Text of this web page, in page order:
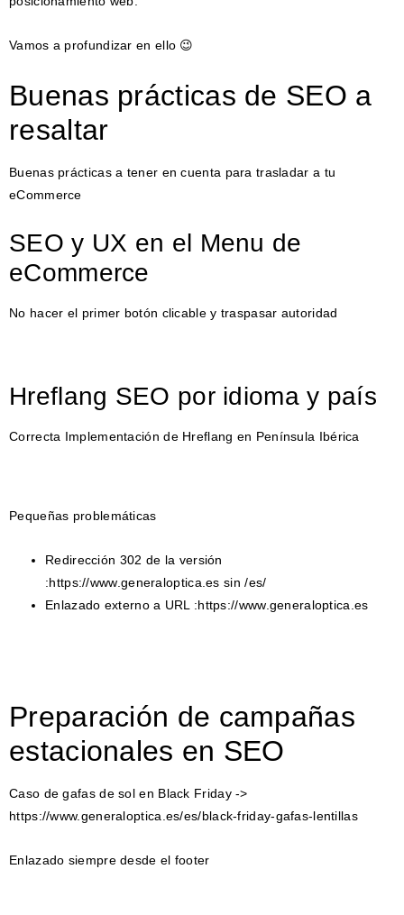
Vamos a profundizar en ello 😉
Buenas prácticas de SEO a
resaltar
Buenas prácticas a tener en cuenta para trasladar a tu
eCommerce
SEO y UX en el Menu de
eCommerce
No hacer el primer botón clicable y traspasar autoridad
Hreflang SEO por idioma y país
Correcta Implementación de Hreflang en Península Ibérica
Pequeñas problemáticas
Redirección 302 de la versión
:https://www.generaloptica.es sin /es/
Enlazado externo a URL :https://www.generaloptica.es
Preparación de campañas
estacionales en SEO
Caso de gafas de sol en Black Friday ->
https://www.generaloptica.es/es/black-friday-gafas-lentillas
Enlazado siempre desde el footer